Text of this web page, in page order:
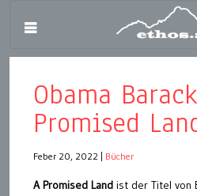
Obama
Promised
Feber 20, 2022 Bücher
A Promised Land ist der Titel von